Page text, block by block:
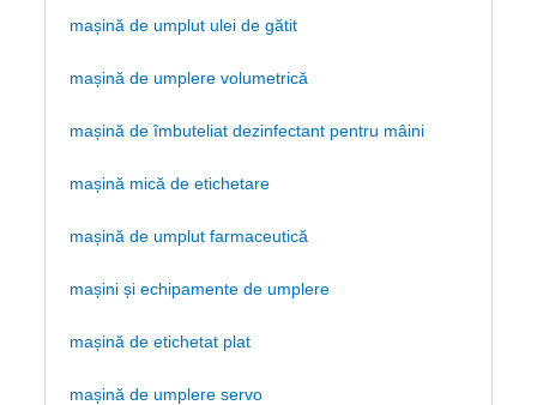
mașină de umplut ulei de gătit
mașină de umplere volumetrică
mașină de îmbuteliat dezinfectant pentru mâini
mașină mică de etichetare
mașină de umplut farmaceutică
mașini și echipamente de umplere
mașină de etichetat plat
mașină de umplere servo